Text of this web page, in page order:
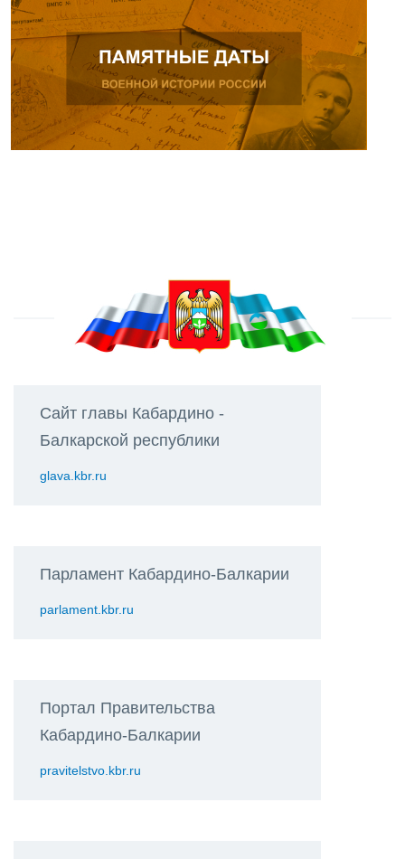
Сайт главы Кабардино -
Балкарской республики
glava.kbr.ru
Парламент Кабардино-Балкарии
parlament.kbr.ru
Портал Правительства
Кабардино-Балкарии
pravitelstvo.kbr.ru